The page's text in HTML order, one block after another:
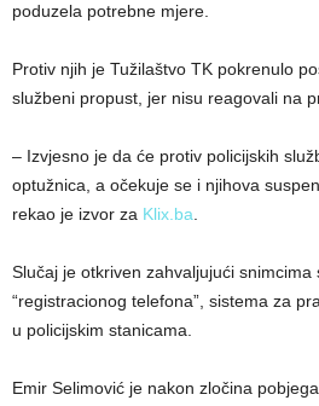
poduzela potrebne mjere.
Protiv njih je Tužilaštvo TK pokrenulo
službeni propust, jer nisu reagovali na
– Izvjesno je da će protiv policijskih
optužnica, a očekuje se i njihova
rekao je izvor za Klix.ba
Slučaj je otkriven zahvaljujući snimcima
“registracionog telefona”, sistema za
u policijskim stanicama.
Emir Selimović je nakon zločina